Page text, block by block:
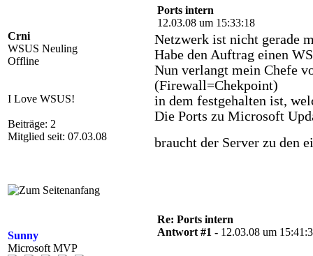
Crni
WSUS Neuling
Offline
I Love WSUS!
Beiträge: 2
Mitglied seit: 07.03.08
Ports intern
12.03.08 um 15:33:18
Netzwerk ist nicht gerade
Habe den Auftrag einen
Nun verlangt mein Chefe
(Firewall=Chekpoint)
in dem festgehalten ist,
Die Ports zu Microsoft
braucht der Server zu den
Sunny
Microsoft MVP
Re: Ports intern
Antwort #1 - 12.03.08 um